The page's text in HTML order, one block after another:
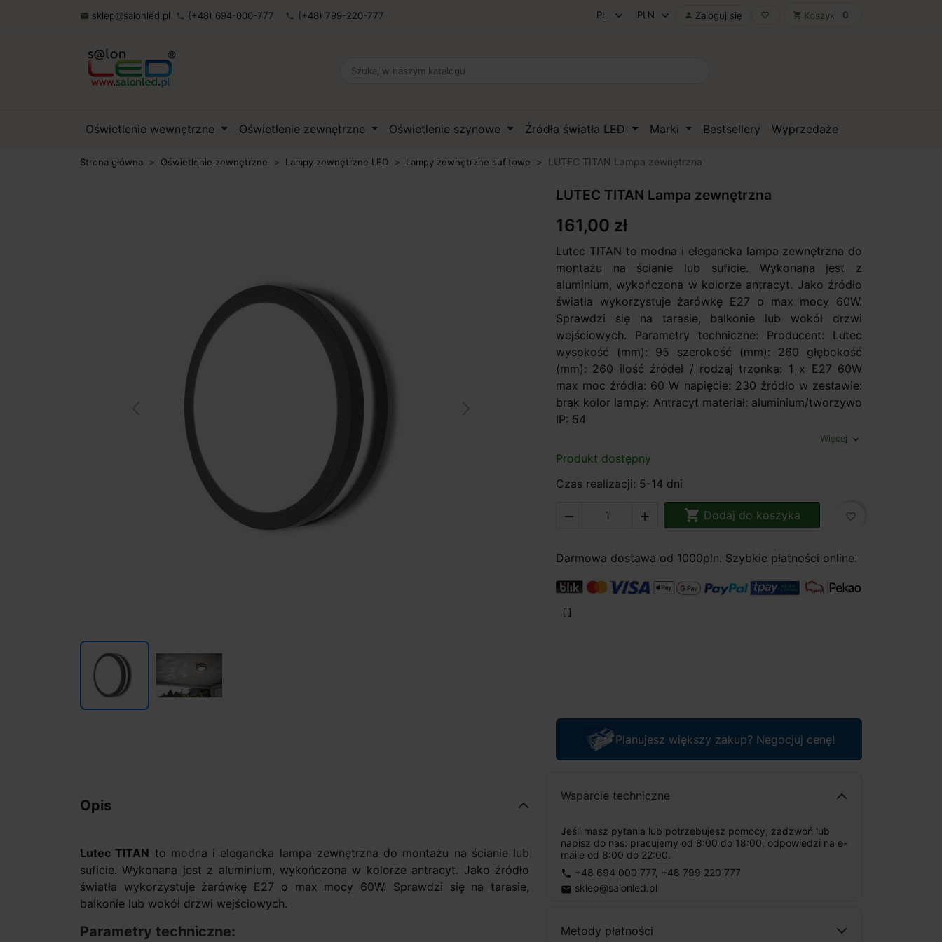
 sklep@salonled.pl phone (+48) 694-000-777 phone (+48) 799-220-777  Zaloguj się favorite_border shopping_cart Koszyk 0
Oświetlenie wewnętrzne Oświetlenie zewnętrzne Oświetlenie szynowe Źródła światła LED Marki Bestsellery Wyprzedaże
Strona główna Oświetlenie zewnętrzne Lampy zewnętrzne LED Lampy zewnętrzne sufitowe LUTEC TITAN Lampa zewnętrzna
LUTEC TITAN Lampa zewnętrzna
161,00 zł
Lutec TITAN to modna i elegancka lampa zewnętrzna do
montażu na ścianie lub suficie. Wykonana jest z
aluminium, wykończona w kolorze antracyt. Jako źródło
światła wykorzystuje żarówkę E27 o max mocy 60W.
Sprawdzi się na tarasie, balkonie lub wokół drzwi
wejściowych. Parametry techniczne: Producent: Lutec
wysokość (mm): 95 szerokość (mm): 260 głębokość
(mm): 260 ilość źródeł / rodzaj trzonka: 1 x E27 60W
max moc źródła: 60 W napięcie: 230 źródło w zestawie:
brak kolor lampy: Antracyt materiał: aluminium/tworzywo
IP: 54
Więcej expand_more
Produkt dostępny
Czas realizacji: 5-14 dni
   Dodaj do koszyka favorite_border
Darmowa dostawa od 1000pln. Szybkie płatności online.
Planujesz większy zakup? Negocjuj cenę!
Wsparcie techniczne
Jeśli masz pytania lub potrzebujesz pomocy, zadzwoń lub
napisz do nas: pracujemy od 8:00 do 18:00, odpowiedzi na e-
maile od 8:00 do 22:00.
phone +48 694 000 777, +48 799 220 777
email sklep@salonled.pl
Metody płatności
Opis
Lutec TITAN to modna i elegancka lampa zewnętrzna do montażu na ścianie lub
suficie. Wykonana jest z aluminium, wykończona w kolorze antracyt. Jako źródło
światła wykorzystuje żarówkę E27 o max mocy 60W. Sprawdzi się na tarasie,
balkonie lub wokół drzwi wejściowych.
Parametry techniczne: